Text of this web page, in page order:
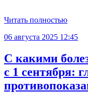
Читать полностью
06 августа 2025 12:45
С какими
с 1 сентября: